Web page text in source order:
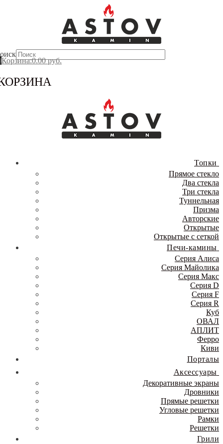
Корзина:0.00руб.
Топки
Прямое стекло
Два стекла
Три стекла
Туннельная
Призма
Авторские
Открытые
Открытые с сеткой
Печи-камины
Серия Алиса
Серия Майолика
Серия Макс
Серия D
Серия F
Серия R
Куб
ОВАЛ
АПЛИТ
Ферро
Киви
Порталы
Аксессуары
Декоративные экраны
Дровники
Прямые решетки
Угловые решетки
Рамки
Решетки
Грили